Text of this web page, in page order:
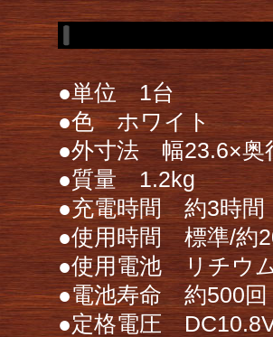
●単位 1台
●色 ホワイト
●外寸法 幅23.6×奥
●質量 1.2kg
●充電時間 約3時間
●使用時間 標準/約
●使用電池 リチウ
●電池寿命 約500回
●定格電圧